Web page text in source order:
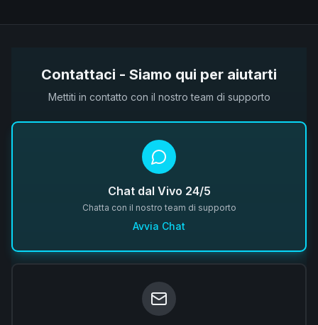
Contattaci - Siamo qui per aiutarti
Mettiti in contatto con il nostro team di supporto
Chat dal Vivo 24/5
Chatta con il nostro team di supporto
Avvia Chat